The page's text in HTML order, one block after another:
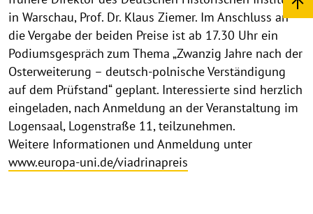
in Warschau, Prof. Dr. Klaus Ziemer. Im Anschluss an
die Vergabe der beiden Preise ist ab 17.30 Uhr ein
Podiumsgespräch zum Thema „Zwanzig Jahre nach der
Osterweiterung – deutsch-polnische Verständigung
auf dem Prüfstand“ geplant. Interessierte sind herzlich
eingeladen, nach Anmeldung an der Veranstaltung im
Logensaal, Logenstraße 11, teilzunehmen.
Weitere Informationen und Anmeldung unter
www.europa-uni.de/viadrinapreis